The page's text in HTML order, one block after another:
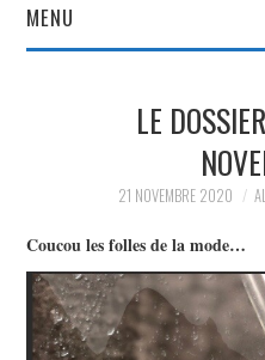
MENU
DANS MON BLOG, JE VEUX
PARTAGER MES
TROUVAILLES ET MES
ENVIES DANS LA MODE,
LE
21 NOVEMBRE 2020
Coucou les folles de la mode…